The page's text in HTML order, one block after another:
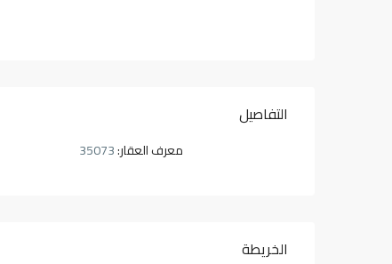
التفاصيل
معرف العقار:35073
الخريطة